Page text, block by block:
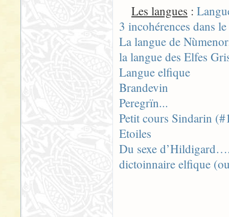
Les langues :
3 incohérences dans
La langue de
la langue des Elfes
Langue elfique
Brandevin
Peregrïn...
Petit cours Sindarin
Etoiles
Du sexe
dictoinnaire elfique